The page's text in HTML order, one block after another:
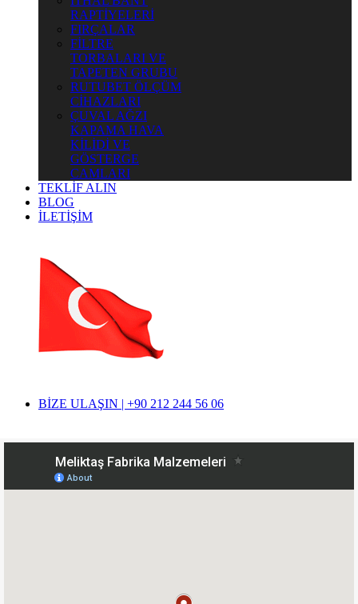
RAPTİYELERİ
FIRÇALAR
FİLTRE
TORBALARI VE
TAPETEN GRUBU
RUTUBET ÖLÇÜM
CİHAZLARI
ÇUVAL AĞZI
KAPAMA HAVA
KİLİDİ VE
GÖSTERGE
CAMLARI
TEKLİF ALIN
BLOG
İLETİŞİM
BİZE ULAŞIN | +90 212 244 56 06